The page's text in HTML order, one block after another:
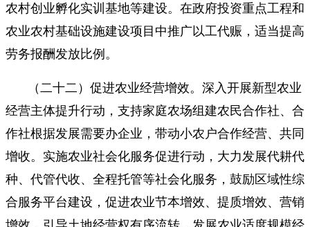
农村创业孵化实训基地等建设。在政府投资重点工程和
农业农村基础设施建设项目中推广以工代赈，适当提高
劳务报酬发放比例。
（二十二）促进农业经营增效。深入开展新型农业
经营主体提升行动，支持家庭农场组建农民合作社、合
作社根据发展需要办企业，带动小农户合作经营、共同
增收。实施农业社会化服务促进行动，大力发展代耕代
种、代管代收、全程托管等社会化服务，鼓励区域性综
合服务平台建设，促进农业节本增效、提质增效、营销